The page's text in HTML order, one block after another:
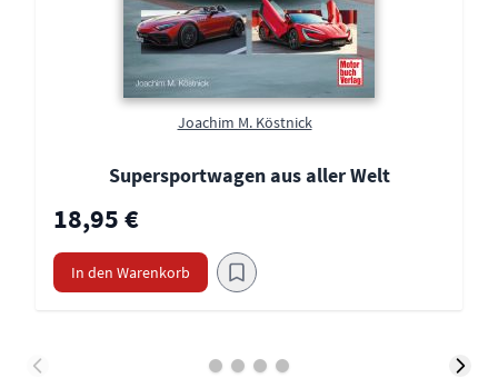
Joachim M. Köstnick
Supersportwagen aus aller Welt
18,95 €
In den Warenkorb